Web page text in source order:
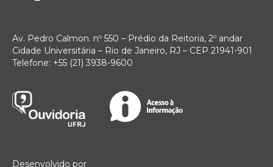
Av. Pedro Calmon. nº 550 – Prédio da Reitoria, 2º andar
Cidade Universitária – Rio de Janeiro, RJ – CEP 21941-901
Telefone: +55 (21) 3938-9600
Desenvolvido por